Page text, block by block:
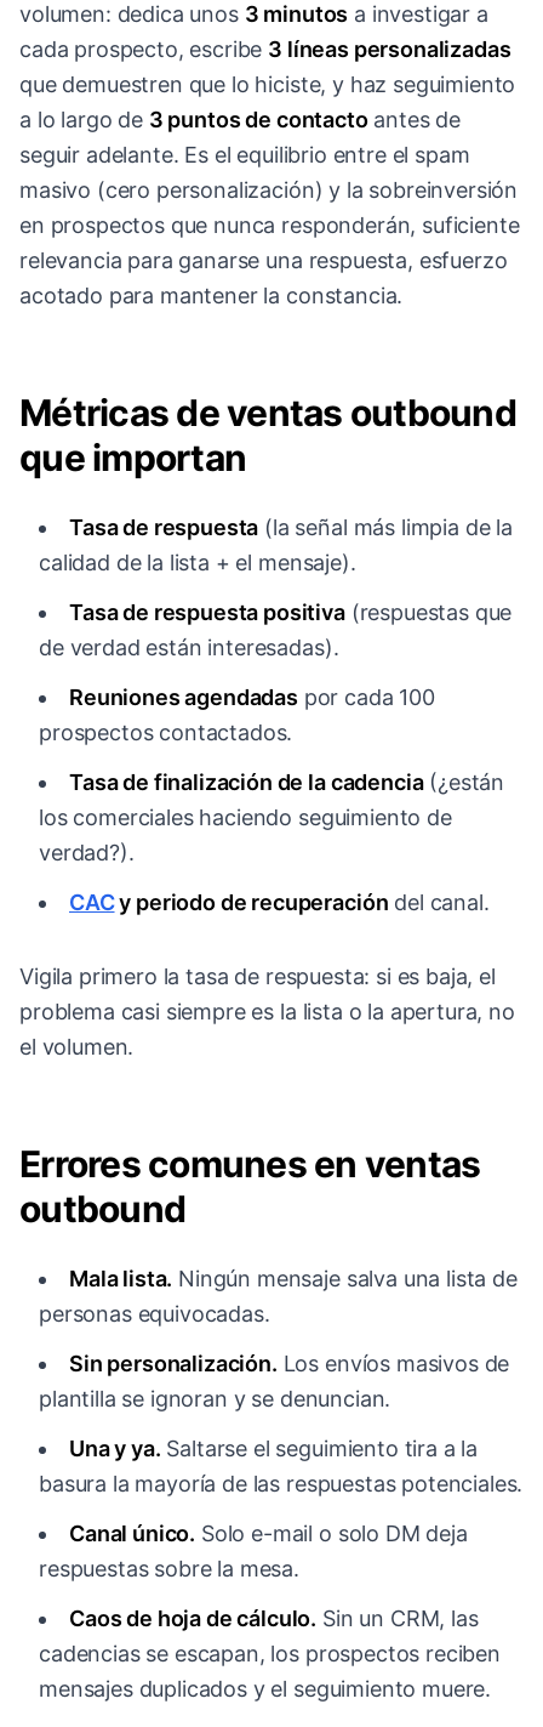
volumen: dedica unos 3 minutos a investigar a
cada prospecto, escribe 3 líneas personalizadas
que demuestren que lo hiciste, y haz seguimiento
a lo largo de 3 puntos de contactoantes de
seguir adelante. Es el equilibrio entre el spam
masivo (cero personalización) y la sobreinversión
en prospectos que nunca responderán, suficiente
relevancia para ganarse una respuesta, esfuerzo
acotado para mantener la constancia.
Métricas de ventas outbound
que importan
Tasa de respuesta (la señal más limpia de la
calidad de la lista + el mensaje).
Tasa de respuesta positiva(respuestas que
de verdad están interesadas).
Reuniones agendadas por cada 100
prospectos contactados.
Tasa de finalización de la cadencia(¿están
los comerciales haciendo seguimiento de
verdad?).
CACy periodo de recuperación del canal.
Vigila primero la tasa de respuesta: si es baja, el
problema casi siempre es la lista o la apertura, no
el volumen.
Errores comunes en ventas
outbound
Mala lista. Ningún mensaje salva una lista de
personas equivocadas.
Sin personalización. Los envíos masivos de
plantilla se ignoran y se denuncian.
Una y ya. Saltarse el seguimiento tira a la
basura la mayoría de las respuestas potenciales.
Canal único. Solo e-mail o solo DM deja
respuestas sobre la mesa.
Caos de hoja de cálculo. Sin un CRM, las
cadencias se escapan, los prospectos reciben
mensajes duplicados y el seguimiento muere.